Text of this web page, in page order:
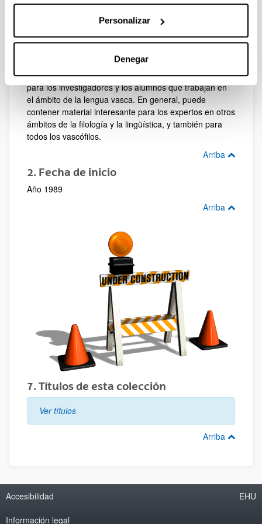
Personalizar
Denegar
algunos de ellos: el homenaje a Mitxelena en 1991, y
posteriormente los homenajes a Rijk, a Larry Traski, a
hacen que tanto la lección de suplementos del ASJU
como la propia revista sean un material imprescindible
para los investigadores y los alumnos que trabajan en
el ámbito de la lengua vasca. En general, puede
contener material interesante para los expertos en otros
ámbitos de la filología y la lingüística, y también para
todos los vascófilos.
Arriba
2. Fecha de inicio
Año 1989
Arriba
7. Títulos de esta colección
Ver títulos
Arriba
Accesibilidad
Información legal
EHU